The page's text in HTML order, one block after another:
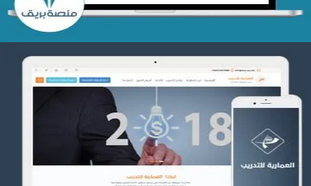
تصميم العمارية للتدريب
التفاصيل